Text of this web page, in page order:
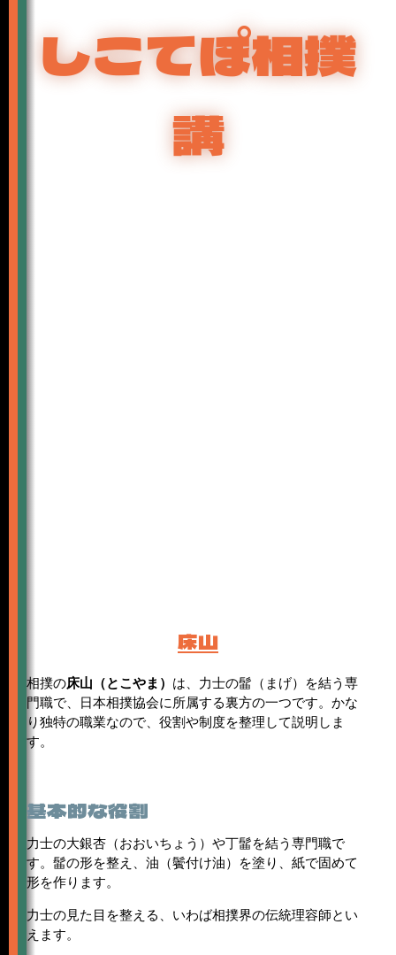
しこてぽ相撲
講
床山
相撲の床山（とこやま） は、力士の髷（まげ）を結う専
門職で、日本相撲協会に所属する裏方の一つです。かな
り独特の職業なので、役割や制度を整理して説明しま
す。
基本的な役割
力士の大銀杏（おおいちょう）や丁髷を結う専門職で
す。髷の形を整え、油（鬢付け油）を塗り、紙で固めて
形を作ります。
力士の見た目を整える、いわば相撲界の伝統理容師とい
えます。